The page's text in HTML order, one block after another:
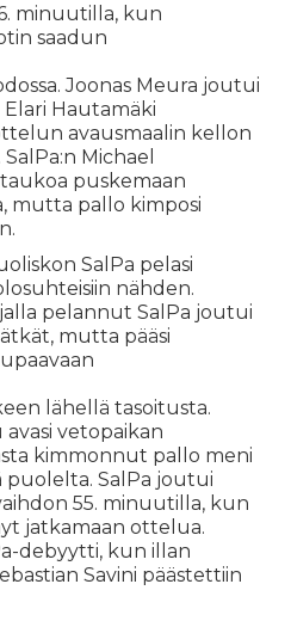
minuutilla, kun
saadun
Joonas Meura joutui
Hautamäki
avausmaalin kellon
Michael
puskemaan
mutta pallo kimposi
SalPa pelasi
nähden.
pelannut SalPa joutui
mutta pääsi
lähellä tasoitusta.
vetopaikan
kimmonnut pallo meni
puolelta. SalPa joutui
55. minuutilla, kun
jatkamaan ottelua.
debyytti, kun illan
Savini päästettiin